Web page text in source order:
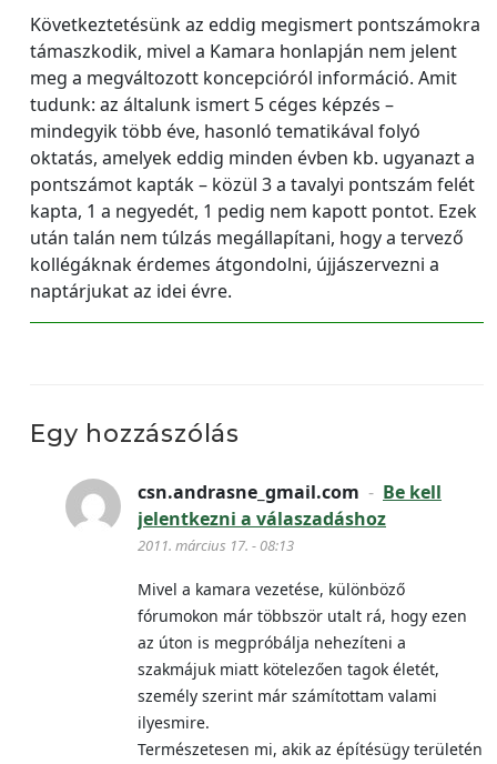
Következtetésünk az eddig megismert pontszámokra
támaszkodik, mivel a Kamara honlapján nem jelent
meg a megváltozott koncepcióról információ. Amit
tudunk: az általunk ismert 5 céges képzés –
mindegyik több éve, hasonló tematikával folyó
oktatás, amelyek eddig minden évben kb. ugyanazt a
pontszámot kapták – közül 3 a tavalyi pontszám felét
kapta, 1 a negyedét, 1 pedig nem kapott pontot. Ezek
után talán nem túlzás megállapítani, hogy a tervező
kollégáknak érdemes átgondolni, újjászervezni a
naptárjukat az idei évre.
Egy hozzászólás
csn.andrasne_gmail.com - Be kell
jelentkezni a válaszadáshoz
2011. március 17. - 08:13
Mivel a kamara vezetése, különböző
fórumokon már többször utalt rá, hogy ezen
az úton is megpróbálja nehezíteni a
szakmájuk miatt kötelezően tagok életét,
személy szerint már számítottam valami
ilyesmire.
Természetesen mi, akik az építésügy területén